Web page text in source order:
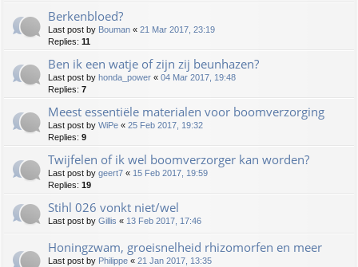
Berkenbloed?
Last post by Bouman « 21 Mar 2017, 23:19
Replies: 11
Ben ik een watje of zijn zij beunhazen?
Last post by honda_power « 04 Mar 2017, 19:48
Replies: 7
Meest essentiële materialen voor boomverzorging
Last post by WiPe « 25 Feb 2017, 19:32
Replies: 9
Twijfelen of ik wel boomverzorger kan worden?
Last post by geert7 « 15 Feb 2017, 19:59
Replies: 19
Stihl 026 vonkt niet/wel
Last post by Gillis « 13 Feb 2017, 17:46
Honingzwam, groeisnelheid rhizomorfen en meer
Last post by Philippe « 21 Jan 2017, 13:35